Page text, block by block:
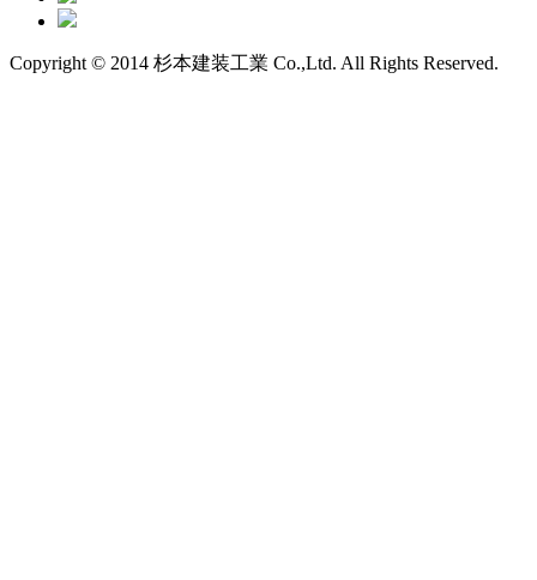
Copyright © 2014 杉本建装工業 Co.,Ltd. All Rights Reserved.